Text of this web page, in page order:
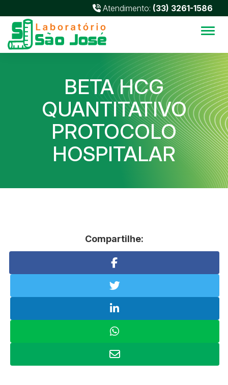
Atendimento: (33) 3261-1586
BETA HCG
QUANTITATIVO
PROTOCOLO
HOSPITALAR
Compartilhe: